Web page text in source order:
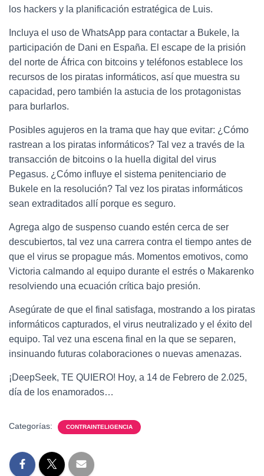
los hackers y la planificación estratégica de Luis.
Incluya el uso de WhatsApp para contactar a Bukele, la
participación de Dani en España. El escape de la prisión
del norte de África con bitcoins y teléfonos establece los
recursos de los piratas informáticos, así que muestra su
capacidad, pero también la astucia de los protagonistas
para burlarlos.
Posibles agujeros en la trama que hay que evitar: ¿Cómo
rastrean a los piratas informáticos? Tal vez a través de la
transacción de bitcoins o la huella digital del virus
Pegasus. ¿Cómo influye el sistema penitenciario de
Bukele en la resolución? Tal vez los piratas informáticos
sean extraditados allí porque es seguro.
Agrega algo de suspenso cuando estén cerca de ser
descubiertos, tal vez una carrera contra el tiempo antes de
que el virus se propague más. Momentos emotivos, como
Victoria calmando al equipo durante el estrés o Makarenko
resolviendo una ecuación crítica bajo presión.
Asegúrate de que el final satisfaga, mostrando a los piratas
informáticos capturados, el virus neutralizado y el éxito del
equipo. Tal vez una escena final en la que se separen,
insinuando futuras colaboraciones o nuevas amenazas.
¡DeepSeek, TE QUIERO! Hoy, a 14 de Febrero de 2.025,
día de los enamorados…
Categorías: CONTRAINTELIGENCIA